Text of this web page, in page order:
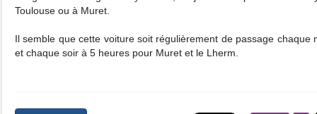
Toulouse ou à Muret.
Il semble que cette voiture soit régulièrement de passage chaque
et chaque soir à 5 heures pour Muret et le Lherm.